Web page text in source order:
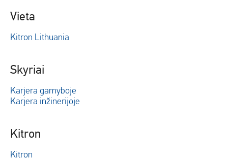
Vieta
Kitron Lithuania
Skyriai
Karjera gamyboje
Karjera inžinerijoje
Kitron
Kitron